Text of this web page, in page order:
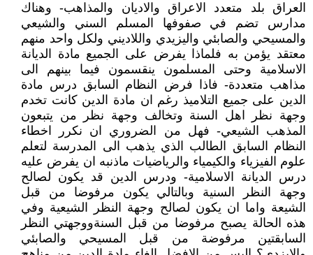
العراق بلد متعدد الاعراق والاديان والمذاهب- وهناك
مدارس تضم في صفوفها المسلم السني والشيعي
والمسيحي والصابئي واليزيدي واللاديني ولكل واحد منهم
معتقد يؤمن به فلماذا يفرض على الجميع مادة الديانة
الاسلامية وحتى المسلمون ينقسمون فيما بينهم الى
مذاهب متعددة- فاذا فرض النظام السابق درس مادة
الدين على جميع التلاميذ رغم ان مادة الدين كانت تخدم
وجهة نظر اهل السنة وتخالف وجهة نظر من يتبعون
المذهب الشيعي- فهل من الضروري ان نكرر اخطاء
النظام السابق الطالب الذي يذهب الى المدرسة لتعلم
علوم الفيزياء والكيمياء والرياضيات ماذنبه ان يفرض عليه
درس الديانة الاسلامية- ودرس الدين قد يكون لصالح
وجهة النظر السنية وبالتالي يكون مرفوضا من قبل
الشيعة واما ان يكون لصالح وجهة النظر الشيعية وفي
هذه الحالة يصبح مرفوضا من قبل السنةووجهتي النظر
السابقتين مرفوضة من قبل المسيحي والصابئي